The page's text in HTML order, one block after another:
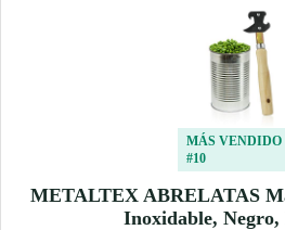
MÁS VENDIDO
#10
METALTEX ABRELATAS
Inoxidable, Negro,